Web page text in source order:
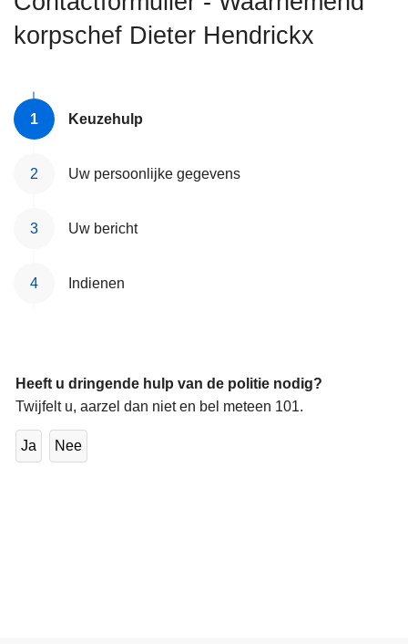
korpschef Dieter Hendrickx
Keuzehulp
Uw persoonlijke gegevens
Uw bericht
Indienen
Heeft u dringende hulp van de politie nodig?
Twijfelt u, aarzel dan niet en bel meteen 101.
Ja Nee